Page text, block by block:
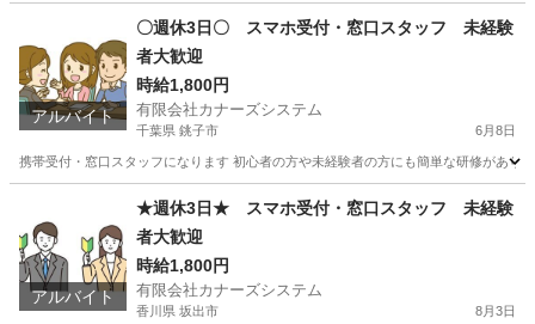
携帯ショップ スタッフ
アルバイト
〇週休3日〇 スマホ受付・窓口スタッフ 未経験
者大歓迎
時給1,800円
有限会社カナーズシステム
千葉県 銚子市 6月8日
携帯受付・窓口スタッフになります 初心者の方や未経験者の方にも簡単な研修があ
携帯ショップ スタッフ
アルバイト
★週休3日★ スマホ受付・窓口スタッフ 未経験
者大歓迎
時給1,800円
有限会社カナーズシステム
香川県 坂出市 8月3日